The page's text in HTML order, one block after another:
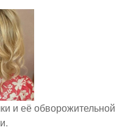
и её обворожительной